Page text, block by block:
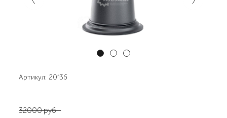
Артикул: 20136
32000 руб.